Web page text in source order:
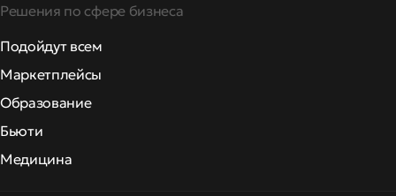
Решения по сфере бизнеса
Подойдут всем
Маркетплейсы
Образование
Бьюти
Медицина